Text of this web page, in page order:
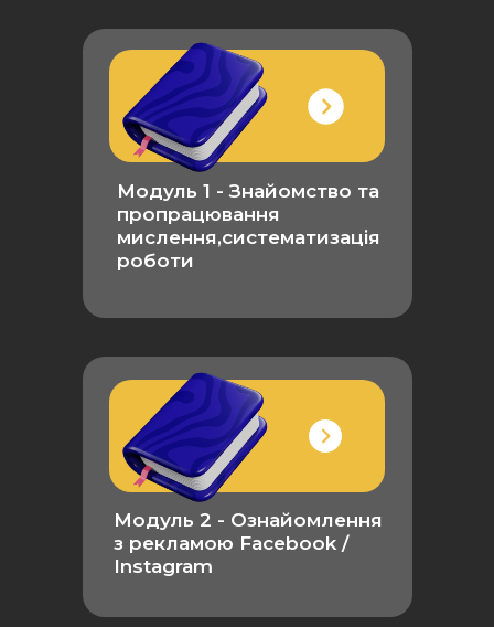
Модуль 1 - Знайомство та
пропрацювання
мислення,систематизація
роботи
Модуль 2 - Ознайомлення
з рекламою Facebook /
Instagram